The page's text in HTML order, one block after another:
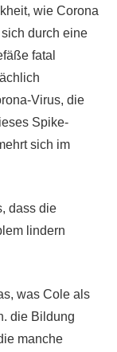
wie Corona
durch eine
fatal
Virus, die
Spike-
sich im
dass die
lindern
was Cole als
die Bildung
manche